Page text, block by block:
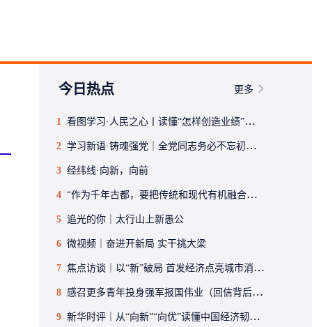
今日热点 更多
1 看图学习·人民之心丨读懂“怎样创造业绩”的实干路径
2 学习新语·铸魂强党｜全党同志务必不忘初心、牢记使命
3 经纬线·向新，向前
4 “作为千年古都，要把传统和现代有机融合在一起”
5 追光的你｜太行山上新愚公
6 微视频｜奋进开新局 实干挑大梁
7 焦点访谈｜以“新”破局 首发经济点亮城市消费活力
8 感召更多青年投身强军报国伟业（回信背后的故事·传承红色基因）
9 新华时评｜从“向新”“向优”读懂中国经济韧性活力